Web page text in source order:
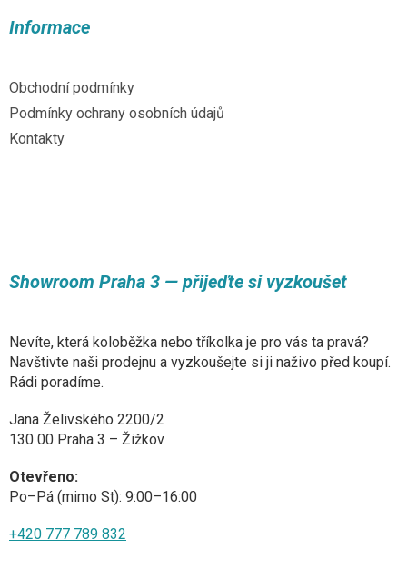
Informace
Obchodní podmínky
Podmínky ochrany osobních údajů
Kontakty
Showroom Praha 3 — přijeďte si vyzkoušet
Nevíte, která koloběžka nebo tříkolka je pro vás ta pravá?
Navštivte naši prodejnu a vyzkoušejte si ji naživo před koupí.
Rádi poradíme.
Jana Želivského 2200/2
130 00 Praha 3 – Žižkov
Otevřeno:
Po–Pá (mimo St): 9:00–16:00
+420 777 789 832